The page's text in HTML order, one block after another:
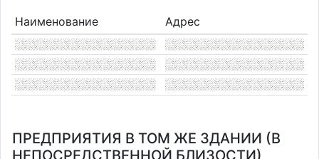
Наименование Адрес
ПРЕДПРИЯТИЯ В ТОМ ЖЕ ЗДАНИИ (В
НЕПОСРЕДСТВЕННОЙ БЛИЗОСТИ)